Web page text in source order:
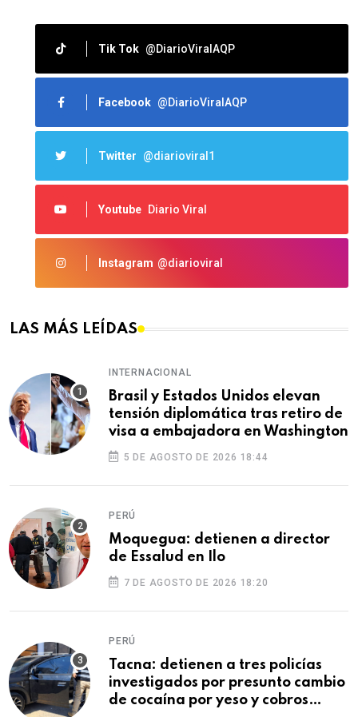
Tik Tok @DiarioViralAQP
Facebook @DiarioViralAQP
Twitter @diarioviral1
Youtube Diario Viral
Instagram @diarioviral
LAS MÁS LEÍDAS
INTERNACIONAL
Brasil y Estados Unidos elevan
tensión diplomática tras retiro de
visa a embajadora en Washington
5 DE AGOSTO DE 2026 18:44
PERÚ
Moquegua: detienen a director
de Essalud en Ilo
7 DE AGOSTO DE 2026 18:20
PERÚ
Tacna: detienen a tres policías
investigados por presunto cambio
de cocaína por yeso y cobros